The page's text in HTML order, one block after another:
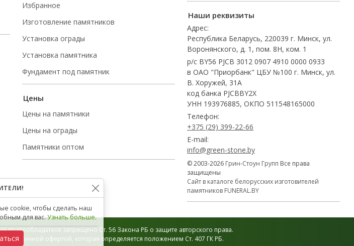
Избранное
Изготовление памятников
Установка ограды
Установка памятника
Фундамент под памятник
Цены
Цены на памятники
Цены на ограды
Памятники оптом
Наши реквизиты
Адрес:
Республика Беларусь, 220039 г. Минск, ул.
Воронянского, д. 1, пом. 8Н, ком. 1
р/с BY56 PJCB 3012 0907 4910 0000 0933
в ОАО "Приорбанк" ЦБУ №100 г. Минск, ул.
В. Хоружей, 31А
код банка PJCBBY2X
УНН 193976885, ОКПО 511548165000
Телефон:
+375 (29) 399-22-66
E-mail:
info@green-stone.by
© 2003-2026 Грин-Стоун Групп Все права
защищены
Сайт в каталоге белорусских изготовителей
памятников FUNERAL.BY
правообладателя запрещено Ст. 56 Закона РБ о защите авторского права.
публичной офертой, которая определяется положением Ст. 407 ГК РБ.
cookie, чтобы сделать наш
для вас.Узнать больше.